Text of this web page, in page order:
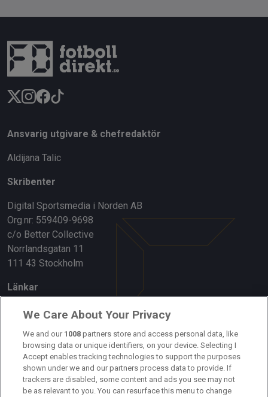
Ansvarig utgivare & chefredaktör
Aldijana Talic
Skribenter
Digital Sportsmedia i Norden AB
Org.nr: 559409-9698
c/o Better Collective
Norrlandsgatan 11
111 43 Stockholm
Länkar
Om oss
Kontakta oss
Kundtjänst
Sponsor: Rekatochklart
We Care About Your Privacy
We and our 1008 partners store and access personal data, like
browsing data or unique identifiers, on your device. Selecting I
Accept enables tracking technologies to support the purposes
shown under we and our partners process data to provide. If
trackers are disabled, some content and ads you see may not
be as relevant to you. You can resurface this menu to change